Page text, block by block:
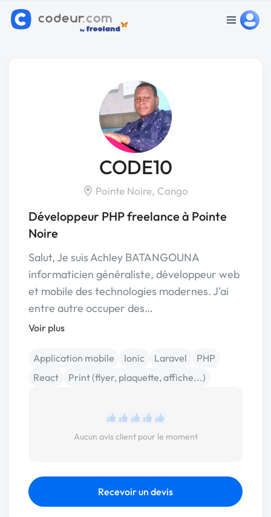
CODE10
Pointe Noire, Congo
Développeur PHP freelance à Pointe
Noire
Salut, Je suis Achley BATANGOUNA
informaticien généraliste, développeur web
et mobile des technologies modernes. J'ai
entre autre occuper des…
Voir plus
Application mobile Ionic Laravel
PHP
React
Print (flyer, plaquette, affiche...)
Aucun avis client pour le moment
Recevoir un devis